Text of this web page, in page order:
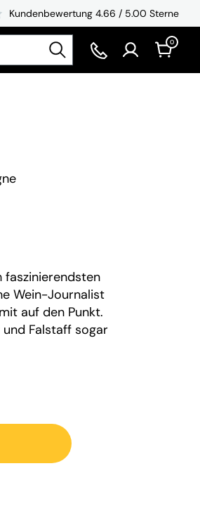
Kundenbewertung 4.66 / 5.00 Sterne
0
faszinierendsten
Wein-Journalist
auf den Punkt.
Falstaff sogar